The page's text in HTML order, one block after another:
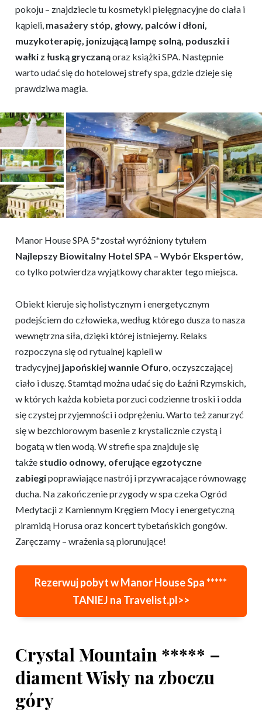
pokoju – znajdziecie tu kosmetyki pielęgnacyjne do ciała i
kąpieli, masażery stóp, głowy, palców i dłoni,
muzykoterapię, jonizującą lampę solną, poduszki i
wałki z łuską gryczanąoraz książki SPA. Następnie
warto udać się do hotelowej strefy spa, gdzie dzieje się
prawdziwa magia.
Manor House SPA 5*został wyróżniony tytułem
Najlepszy Biowitalny Hotel SPA – Wybór Ekspertów,
co tylko potwierdza wyjątkowy charakter tego miejsca.
Obiekt kieruje się holistycznym i energetycznym
podejściem do człowieka, według którego dusza to nasza
wewnętrzna siła, dzięki której istniejemy. Relaks
rozpoczyna się od rytualnej kąpieli w
tradycyjnej japońskiej wannie Ofuro, oczyszczającej
ciało i duszę. Stamtąd można udać się do Łaźni Rzymskich,
w których każda kobieta porzuci codzienne troski i odda
się czystej przyjemności i odprężeniu. Warto też zanurzyć
się w bezchlorowym basenie z krystalicznie czystą i
bogatą w tlen wodą. W strefie spa znajduje się
także studio odnowy, oferujące egzotyczne
zabiegipoprawiające nastrój i przywracające równowagę
ducha. Na zakończenie przygody w spa czeka Ogród
Medytacji z Kamiennym Kręgiem Mocy i energetyczną
piramidą Horusa oraz koncert tybetańskich gongów.
Zaręczamy – wrażenia są piorunujące!
Rezerwuj pobyt wManor House Spa *****
TANIEJ na Travelist.pl>>
Crystal Mountain ***** –
diament Wisły na zboczu
góry